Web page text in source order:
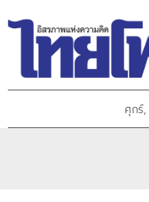
ศุกร์